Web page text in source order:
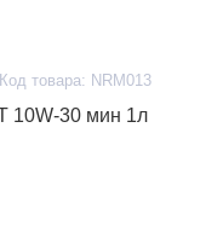
Код товара: NRM013
NORD OIL 4Т 10W-30 мин 1л